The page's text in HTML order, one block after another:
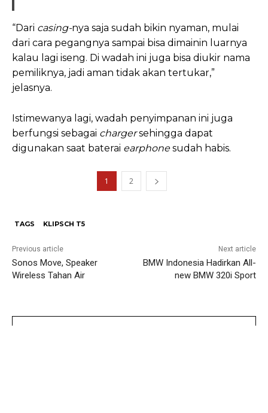
“Dari casing-nya saja sudah bikin nyaman, mulai
dari cara pegangnya sampai bisa dimainin luarnya
kalau lagi iseng. Di wadah ini juga bisa diukir nama
pemiliknya, jadi aman tidak akan tertukar,”
jelasnya.
Istimewanya lagi, wadah penyimpanan ini juga
berfungsi sebagai chargersehingga dapat
digunakan saat baterai earphonesudah habis.
1 2
TAGS KLIPSCH T5
Previous article
Sonos Move, Speaker
Wireless Tahan Air
Next article
BMW Indonesia Hadirkan All-
new BMW 320i Sport